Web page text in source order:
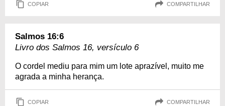
COPIAR COMPARTILHAR
Salmos 16:6
Livro dos Salmos 16, versículo 6
O cordel mediu para mim um lote aprazível, muito me
agrada a minha herança.
COPIAR COMPARTILHAR